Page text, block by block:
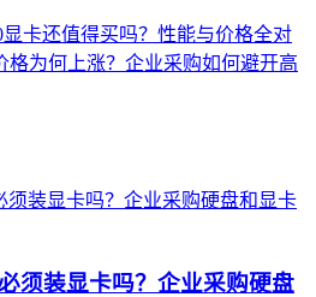
显卡还值得买吗？性能与价格全对
格为何上涨？企业采购如何避开高
须装显卡吗？企业采购硬盘